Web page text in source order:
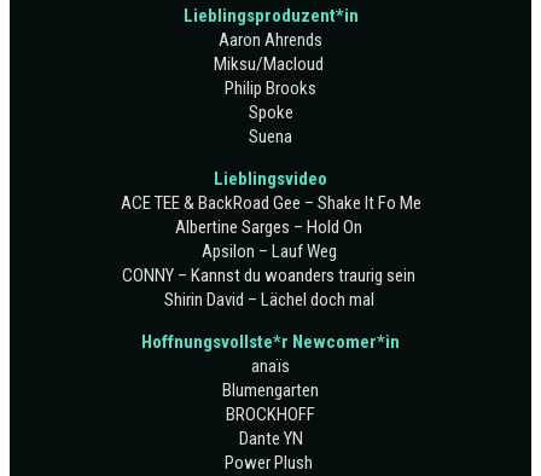
Lieblingsproduzent*in
Aaron Ahrends
Miksu/Macloud
Philip Brooks
Spoke
Suena
Lieblingsvideo
ACE TEE & BackRoad Gee – Shake It Fo Me
Albertine Sarges – Hold On
Apsilon – Lauf Weg
CONNY – Kannst du woanders traurig sein
Shirin David – Lächel doch mal
Hoffnungsvollste*r Newcomer*in
anaïs
Blumengarten
BROCKHOFF
Dante YN
Power Plush